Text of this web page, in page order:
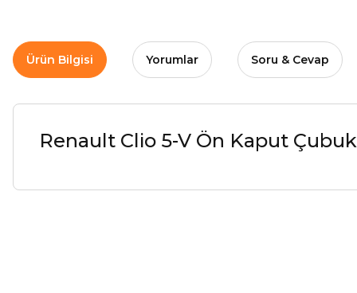
Ürün Bilgisi Yorumlar Soru & Cevap
Renault Clio 5-V Ön Kaput